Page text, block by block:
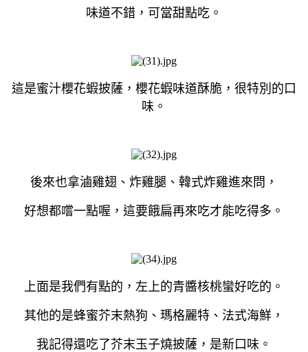
味道不錯，可當甜點吃。
這是蜜汁櫻花蝦披薩，櫻花蝦味道酥脆，很特別的口
味。
後來也拿滷雞翅、炸雞腿、韓式炸雞進來問，
好想都嚐一點喔，這要餓扁再來吃才能吃得多。
上面是我們有點的，左上的青醬核桃蠻好吃的。
其他的是蜂蜜芥末熱狗、瑪格麗特、法式海鮮，
我記得還吃了芥末玉子燒披薩，是新口味。